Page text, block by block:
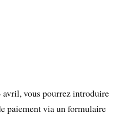
vous pourrez introduire
paiement via un formulaire